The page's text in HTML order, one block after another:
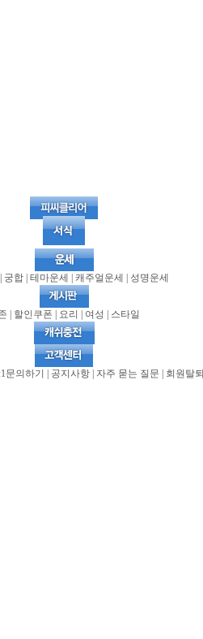
궁합 테마운세 | 캐주얼운세 | 성명운세
할인쿠폰 요리 여성 스타일
문의하기 공지사항 | 자주 묻는 질문 | 회원탈퇴